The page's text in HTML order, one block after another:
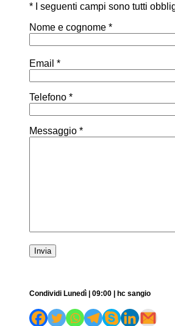
* I seguenti campi sono tutti
Nome e cognome *
Email *
Telefono *
Messaggio *
Condividi Lunedì | 09:00 | hc sangio